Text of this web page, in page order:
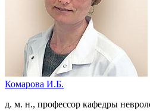
Комарова И.Б.
д. м. н., профессор кафедры